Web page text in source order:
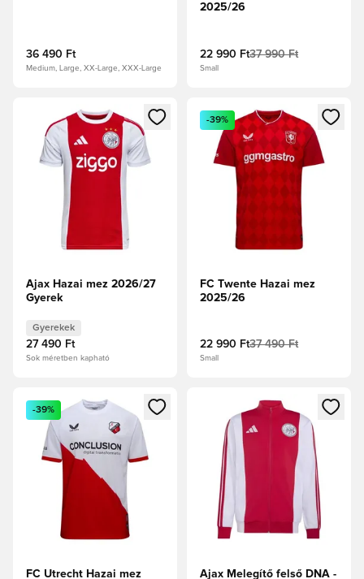
36 490 Ft
Medium, Large, XX-Large, XXX-Large
2025/26
22 990 Ft37 990 Ft
Small
Megnyit egy modált a bejelentkezéshez vagy a tagként
Ajax Hazai mez 2026/27
Gyerek
Gyerekek
27 490 Ft
Sok méretben kapható
Megnyit egy modált a
-39%
FC Twente Hazai mez
2025/26
22 990 Ft37 490 Ft
Small
Megnyit egy modált a bejelentkezéshez vagy a tagként
-39%
FC Utrecht Hazai mez
Megnyit egy modált a
Ajax Melegítő felső DNA -